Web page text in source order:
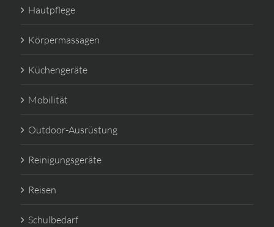
Hautpflege
Körpermassagen
Küchengeräte
Mobilität
Outdoor-Ausrüstung
Reinigungsgeräte
Reisen
Schulbedarf